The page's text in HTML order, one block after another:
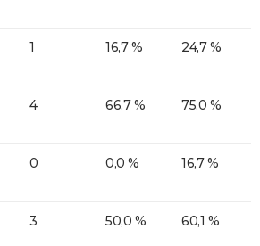
1 16,7 % 24,7 %
4 66,7 % 75,0 %
0 0,0 % 16,7 %
3 50,0 % 60,1 %